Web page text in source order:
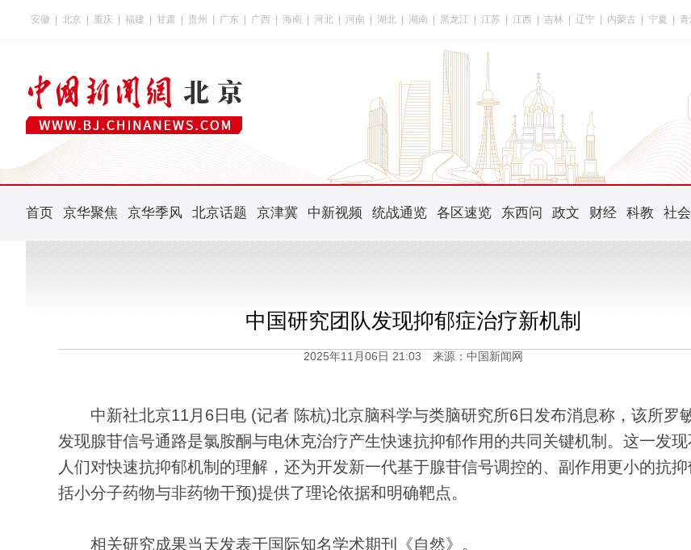
安徽 北京 重庆 福建 甘肃 贵州 广东 广西 海南 河北 河南 湖北 湖南 黑龙江 江苏 江西 吉林 辽宁 内蒙古 宁夏 青
首页 京华聚焦 京华季风 北京话题 京津冀 中新视频 统战通览 各区速览 东西问 政文 财经 科教 社会
中国研究团队发现抑郁症治疗新机制
2025年11月06日 21:03 来源：中国新闻网
中新社北京11月6日电 (记者 陈杭)北京脑科学与类脑研究所6日发布消息称，该所罗
发现腺苷信号通路是氯胺酮与电休克治疗产生快速抗抑郁作用的共同关键机制。这一发现
人们对快速抗抑郁机制的理解，还为开发新一代基于腺苷信号调控的、副作用更小的抗
括小分子药物与非药物干预)提供了理论依据和明确靶点。
相关研究成果当天发表于国际知名学术期刊《自然》。